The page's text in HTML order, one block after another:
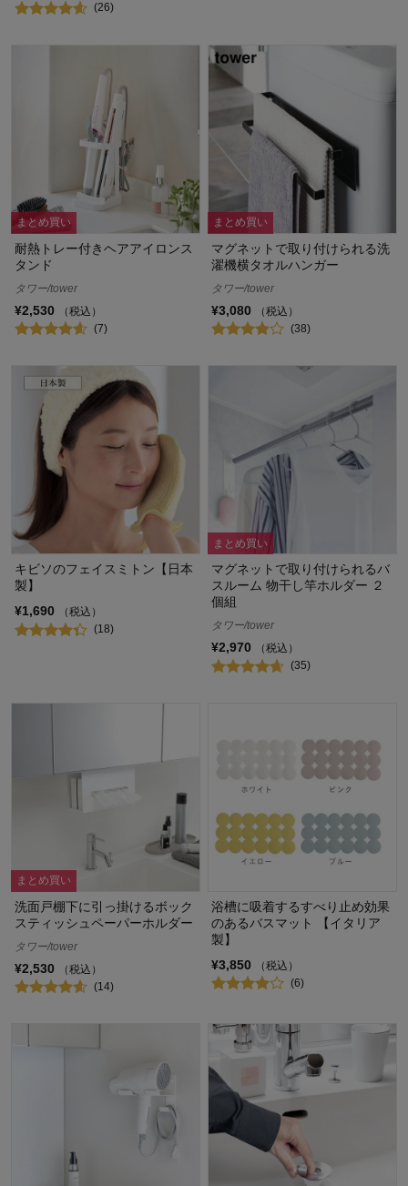
(26)
まとめ買い
耐熱トレー付きヘアアイロンス
タンド
タワー/tower
¥2,530
（税込）
(7)
まとめ買い
マグネットで取り付けられる洗
濯機横タオルハンガー
タワー/tower
¥3,080
（税込）
(38)
キビソのフェイスミトン【日本
製】
¥1,690
（税込）
(18)
まとめ買い
マグネットで取り付けられるバ
スルーム 物干し竿ホルダー ２
個組
タワー/tower
¥2,970
（税込）
(35)
まとめ買い
洗面戸棚下に引っ掛けるボック
スティッシュペーパーホルダー
タワー/tower
¥2,530
（税込）
(14)
浴槽に吸着するすべり止め効果
のあるバスマット 【イタリア
製】
¥3,850
（税込）
(6)